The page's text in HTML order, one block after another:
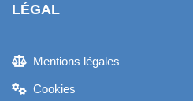
LÉGAL
Mentions légales
Cookies